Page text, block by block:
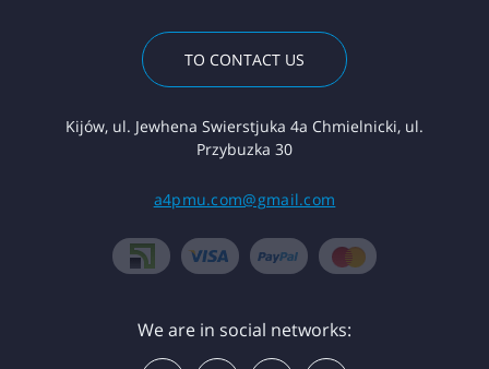
TO CONTACT US
Kijów, ul. Jewhena Swierstjuka 4a Chmielnicki, ul.
Przybuzka 30
a4pmu.com@gmail.com
We are in social networks: